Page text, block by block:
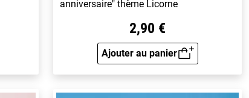
anniversaire" thème Licorne
2,90 €
Ajouter au panier
Aperçu rapide